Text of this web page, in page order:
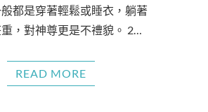
都是穿著輕鬆或睡衣，躺著
，對神尊更是不禮貌。 2…
READ MORE